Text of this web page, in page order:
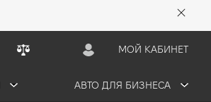
МОЙ КАБИНЕТ
АВТО ДЛЯ БИЗНЕСА